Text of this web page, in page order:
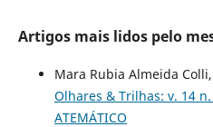
Artigos mais lidos pelo
Mara Rubia Almeida Colli,
Olhares & Trilhas: v. 14 n.
ATEMÁTICO